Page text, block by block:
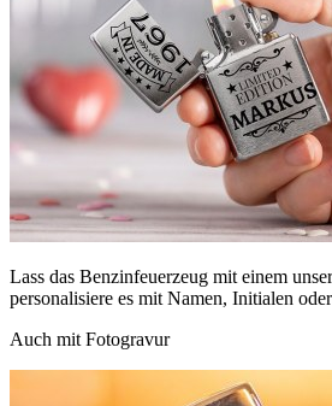
Lass das Benzinfeuerzeug mit einem
personalisiere es mit Namen, Initialen
Auch mit Fotogravur